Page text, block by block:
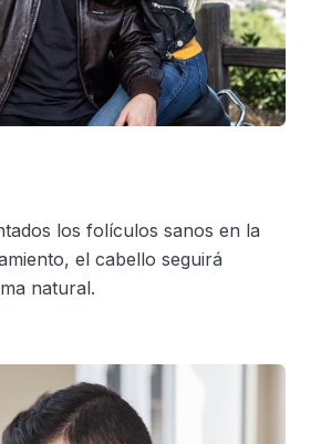
los folículos sanos en la
el cabello seguirá
natural.